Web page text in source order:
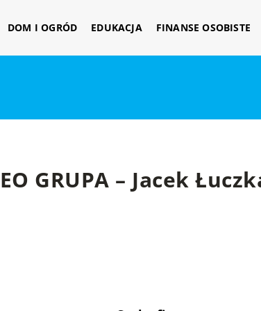
DOM I OGRÓD EDUKACJA FINANSE OSOBISTE
GRUPA – Jacek